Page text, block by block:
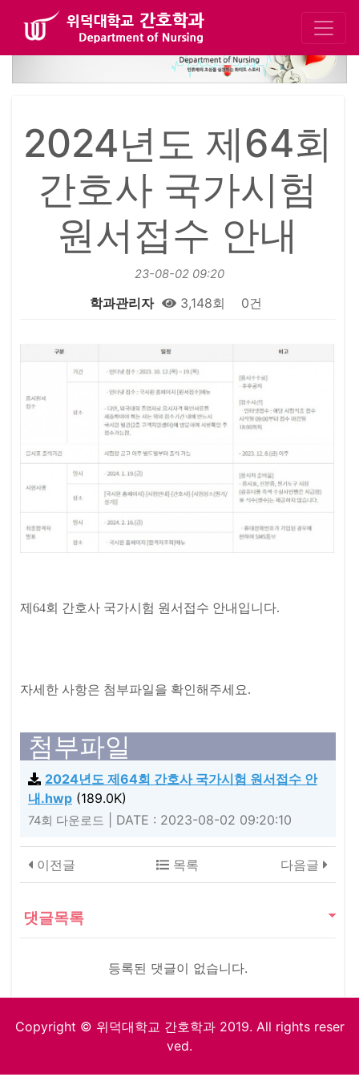
2024년도 제64회
간호사 국가시험
원서접수 안내
23-08-02 09:20
학과관리자 3,148회 0건
본문
제64회 간호사 국가시험 원서접수 안내입니다.
자세한 사항은 첨부파일을 확인해주세요.
첨부파일
2024년도 제64회 간호사 국가시험 원서접수 안
내.hwp (189.0K)
74회 다운로드 DATE : 2023-08-02 09:20:10
이전글 다음글
목록
댓글목록
등록된 댓글이 없습니다.
Copyright © 위덕대학교 간호학과 2019. All rights reser
ved.